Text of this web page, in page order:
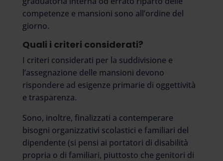
competenze e mansioni sono all’ordine del
giorno.
Quali i criteri considerati?
I criteri considerati per la suddivisione e
l’assegnazione delle mansioni devono
rispondere ad esigenze primarie di oggettività
e trasparenza.
Sono, inoltre, finalizzati a contemperare
bisogni organizzativi scolastici e familiari del
dipendente (si pensi ai portatori di disabilità
propria o di familiari, piuttosto che genitori di